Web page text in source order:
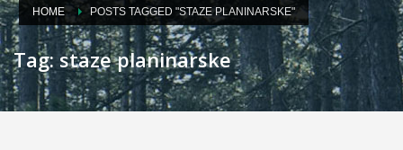
HOME POSTS TAGGED "STAZE PLANINARSKE"
Tag: staze planinarske